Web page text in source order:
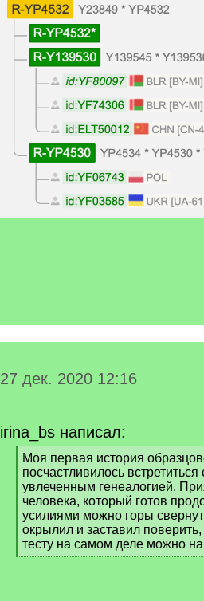
27 дек. 2020 12:16
irina_bs написал:
[
q
]
Моя первая история
посчастливилось
увлеченным генеалогией.
человека, который готов
усилиями можно горы
окрылил и заставил
тесту на самом деле можно
[